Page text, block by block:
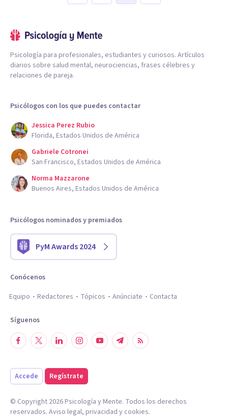
Psicología para profesionales, estudiantes y curiosos. Artículos
diarios sobre salud mental, neurociencias, frases célebres y
relaciones de pareja.
Psicólogos con los que puedes contactar
Jessica Perez Rubio
Florida, Estados Unidos de América
Gabriele Cotronei
San Francisco, Estados Unidos de América
Norma Mazzarone
Buenos Aires, Estados Unidos de América
Psicólogos nominados y premiados
PyM Awards 2024
Conócenos
Equipo
Redactores Tópicos Anúnciate Contacta
Síguenos
Accede Regístrate
© Copyright 2026Psicología y Mente. Todos los derechos
reservados. Aviso legal, privacidad y cookies.